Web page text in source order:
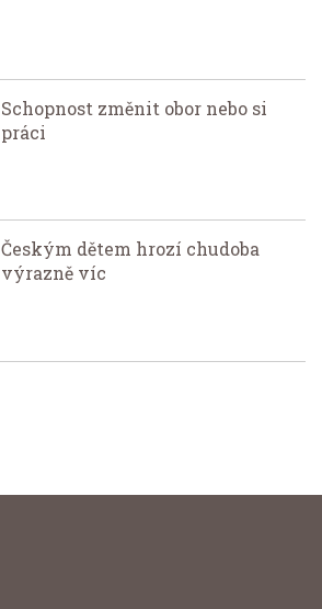
Schopnost změnit obor nebo si
práci
Českým dětem hrozí chudoba
výrazně víc